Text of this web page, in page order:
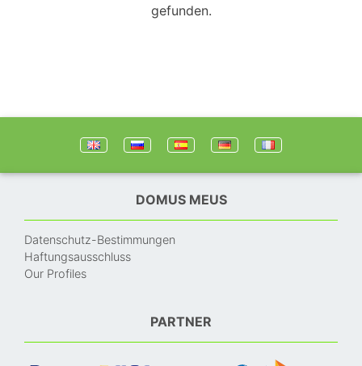
gefunden.
DOMUS MEUS
Datenschutz-Bestimmungen
Haftungsausschluss
Our Profiles
PARTNER